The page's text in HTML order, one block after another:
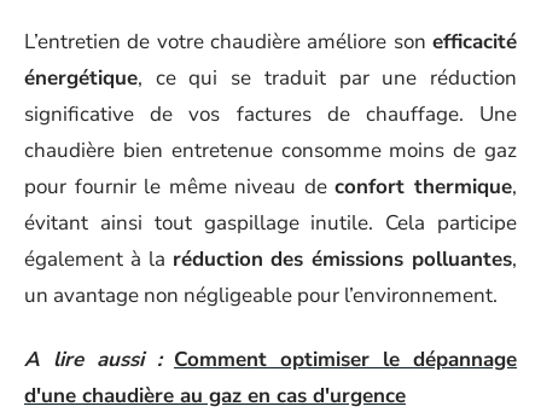
L’entretien de votre chaudière améliore son efficacité
énergétique, ce qui se traduit par une réduction
significative de vos factures de chauffage. Une
chaudière bien entretenue consomme moins de gaz
pour fournir le même niveau deconfort thermique,
évitant ainsi tout gaspillage inutile. Cela participe
également à la réduction des émissions polluantes,
un avantage non négligeable pour l’environnement.
A lire aussi : Comment optimiser le dépannage
d'une chaudière au gaz en cas d'urgence